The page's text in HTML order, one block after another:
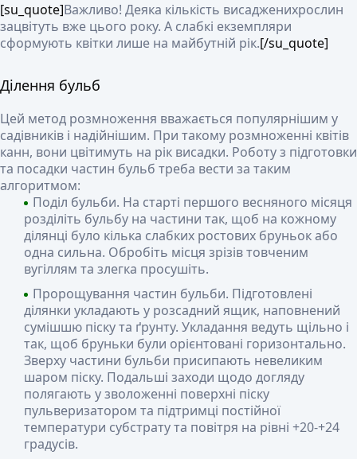
[su_quote]Важливо! Деяка кількість висадженихрослин
зацвітуть вже цього року. А слабкі екземпляри
сформують квітки лише на майбутній рік.[/su_quote]
Ділення бульб
Цей метод розмноження вважається популярнішим у
садівників і надійнішим. При такому розмноженні квітів
канн, вони цвітимуть на рік висадки. Роботу з підготовки
та посадки частин бульб треба вести за таким
алгоритмом:
Поділ бульби. На старті першого весняного місяця
розділіть бульбу на частини так, щоб на кожному
ділянці було кілька слабких ростових бруньок або
одна сильна. Обробіть місця зрізів товченим
вугіллям та злегка просушіть.
Пророщування частин бульби. Підготовлені
ділянки укладають у розсадний ящик, наповнений
сумішшю піску та ґрунту. Укладання ведуть щільно і
так, щоб бруньки були орієнтовані горизонтально.
Зверху частини бульби присипають невеликим
шаром піску. Подальші заходи щодо догляду
полягають у зволоженні поверхні піску
пульверизатором та підтримці постійної
температури субстрату та повітря на рівні +20-+24
градусів.